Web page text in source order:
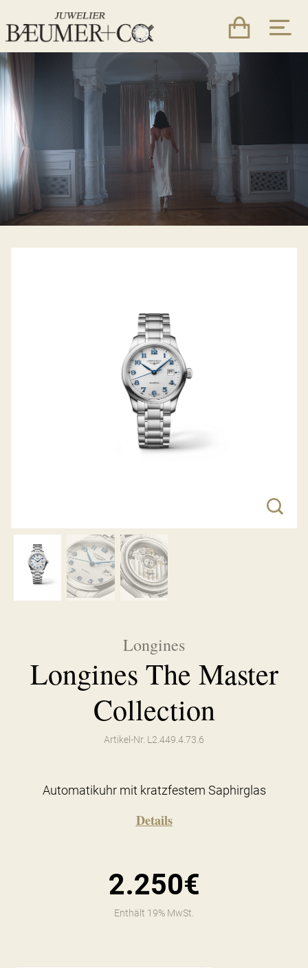
Longines
Longines The Master
Collection
Artikel-Nr. L2.449.4.73.6
Automatikuhr mit kratzfestem Saphirglas
Details
2.250€
Enthält 19% MwSt.